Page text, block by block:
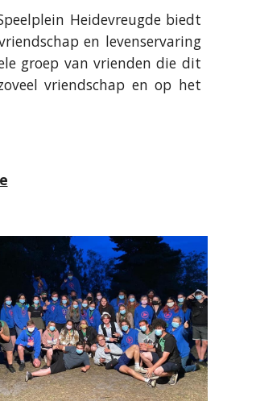
Heidevreugde biedt
en levenservaring
groep van vrienden die dit
vriendschap en op het